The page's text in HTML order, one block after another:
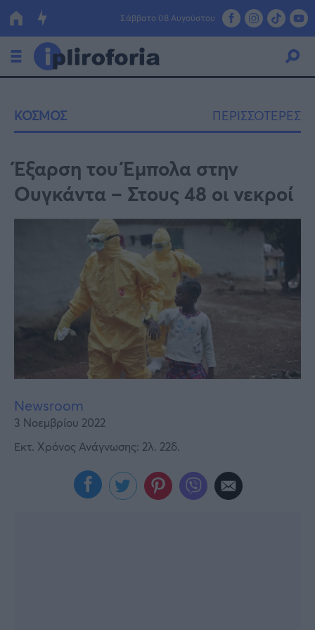
Σάββατο 08 Αυγούστου
Οικονομία
Πολιτική
Τράπεζες
Επιδοτήσεις
Lifestyle
Αθλητικά
Υγεία
Γυναίκα
Καιρός
ΚΟΣΜΟΣ ΠΕΡΙΣΣΟΤΕΡΕΣ
Έξαρση του Έμπολα στην
Ουγκάντα – Στους 48 οι νεκροί
Newsroom
3 Νοεμβρίου 2022
Εκτ. Χρόνος Ανάγνωσης: 2λ. 22δ.